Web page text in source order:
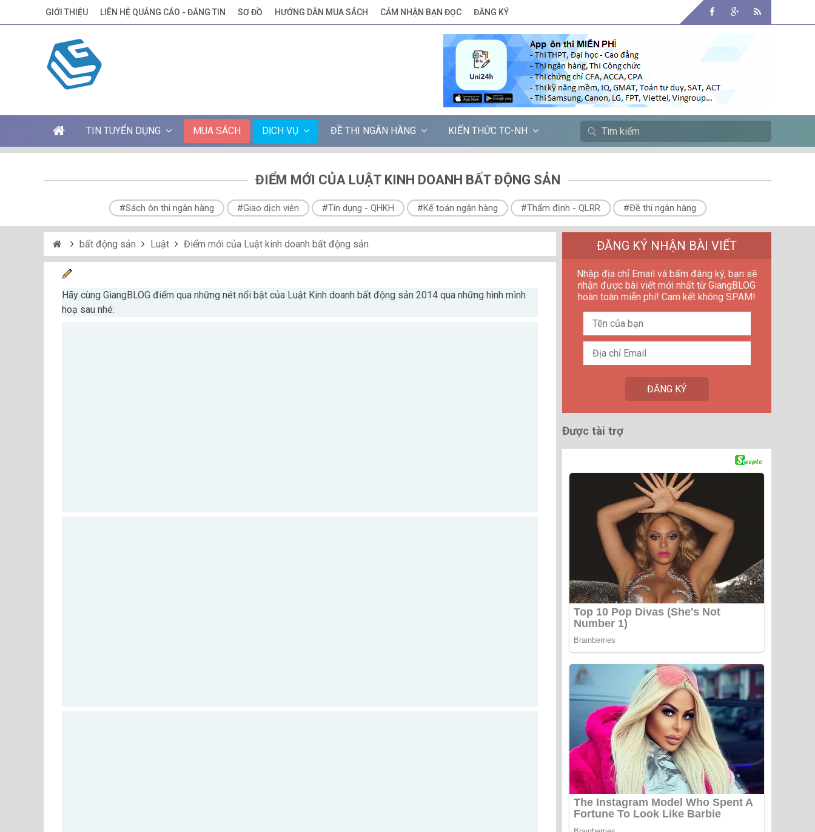
GIỚI THIỆU LIÊN HỆ QUẢNG CÁO - ĐĂNG TIN SƠ ĐỒ HƯỚNG DẪN MUA SÁCH CẢM NHẬN BẠN ĐỌC ĐĂNG KÝ
TIN TUYỂN DỤNG MUA SÁCH DỊCH VỤ ĐỀ THI NGÂN HÀNG KIẾN THỨC TC-NH
ĐIỂM MỚI CỦA LUẬT KINH DOANH BẤT ĐỘNG SẢN
#Sách ôn thi ngân hàng #Giao dịch viên #Tín dụng - QHKH #Kế toán ngân hàng #Thẩm định - QLRR #Đề thi ngân hàng
bất động sản Luật Điểm mới của Luật kinh doanh bất động sản
Hãy cùng GiangBLOG điểm qua những nét nổi bật của Luật Kinh doanh bất động sản 2014 qua những hình mình
hoạ sau nhé:
ĐĂNG KÝ NHẬN BÀI VIẾT
Nhập địa chỉ Email và bấm đăng ký, bạn sẽ
nhận được bài viết mới nhất từ GiangBLOG
hoàn toàn miễn phí! Cam kết không SPAM!
Được tài trợ